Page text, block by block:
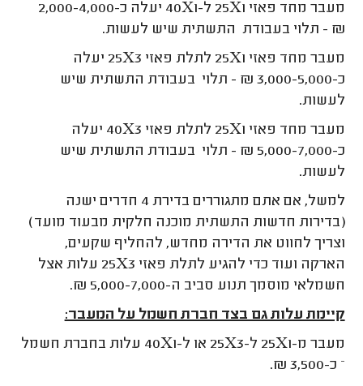
מעבר מחד פאזי 25X1 ל-40X1 יעלה כ-2,000-4,000
₪ - תלוי בעבודת התשתית שיש לעשות.
מעבר מחד פאזי 25X1 לתלת פאזי 25X3 יעלה
כ-3,000-5,000 ₪ - תלוי בעבודת התשתית שיש
לעשות.
מעבר מחד פאזי 25X1 לתלת פאזי 40X3 יעלה
כ-5,000-7,000 ₪ - תלוי בעבודת התשתית שיש
לעשות.
למשל, אם אתם מתגוררים בדירת 4 חדרים ישנה
(בדירות חדשות התשתית מוכנה חלקית מבעוד מועד)
וצריך לחווט את הדירה מחדש, להחליף שקעים,
הארקה ועוד כדי להגיע לתלת פאזי 25X3 עלות אצל
חשמלאי מוסמך תנוע סביב ה-5,000-7,000 ₪.
קיימת עלות גם בצד חברת חשמל על המעבר:
מעבר מ-25X1 ל-25X3 או ל-40X1 עלות בחברת חשמל
– כ-3,500 ₪.